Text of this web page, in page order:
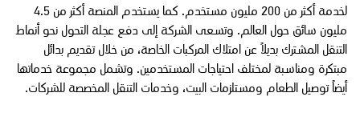
لخدمة أكثر من 200 مليون مستخدم. كما يستخدم المنصة أكثر من 4.5
مليون سائق حول العالم. وتسعى الشركة إلى دفع عجلة التحول نحو أنماط
التنقل المشترك بديلاً عن امتلاك المركبات الخاصة، من خلال تقديم بدائل
مبتكرة ومناسبة لمختلف احتياجات المستخدمين. وتشمل مجموعة خدماتها
أيضاً توصيل الطعام ومستلزمات البيت، وخدمات التنقل المخصصة للشركات.